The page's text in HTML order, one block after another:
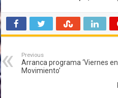
Previous
Arranca programa ‘Viernes en
Movimiento’